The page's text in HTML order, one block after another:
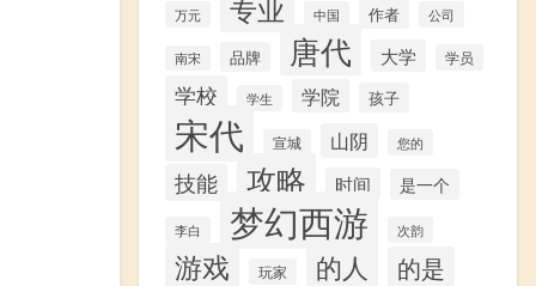
万元 专业 中国 作者 公司
南宋 品牌 唐代 大学 学员
学校 学生 学院 孩子
宋代 宣城 山阴 您的
技能 攻略 时间 是一个
李白 梦幻西游 次韵
游戏 玩家 的人 的是